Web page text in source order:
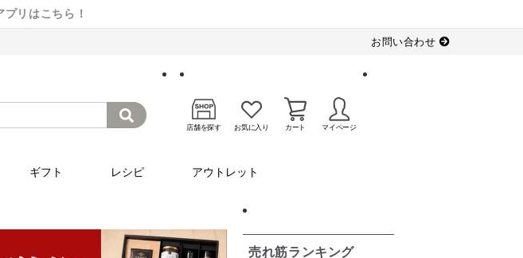
リはこちら！
お問い合わせ
店舗を探す お気に入り カート マイページ
ギフト レシピ アウトレット
売れ筋ランキング